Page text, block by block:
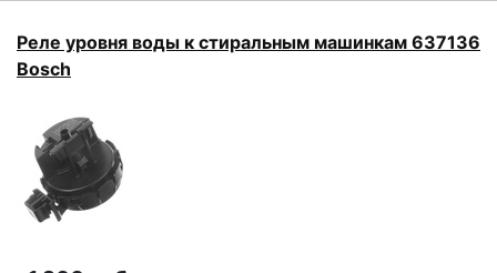
Реле уровня воды к стиральным машинкам 637136
Bosch